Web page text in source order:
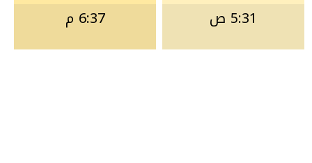
5:31 ص 6:37 م